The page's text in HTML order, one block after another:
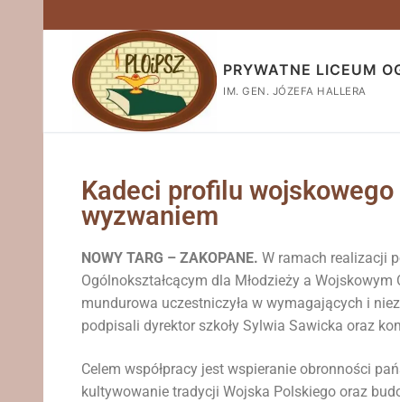
PRYWATNE LICEUM
IM. GEN. JÓZEFA HALLERA
Kadeci profilu
wyzwaniem
NOWY TARG – ZAKOPANE. W ramach realizacji
Ogólnokształcącym dla Młodzieży a
mundurowa uczestniczyła w wymagających i
podpisali dyrektor szkoły Sylwia Sawicka oraz
Celem współpracy jest wspieranie obronności
kultywowanie tradycji Wojska Polskiego oraz